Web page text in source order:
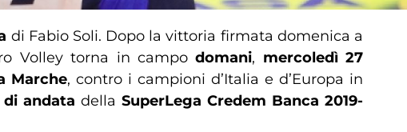
di Fabio Soli. Dopo la vittoria firmata domenica a
Volley torna in campodomani, mercoledì 27
Marche, contro i campioni d’Italia e d’Europa in
andata della SuperLega Credem Banca 2019-